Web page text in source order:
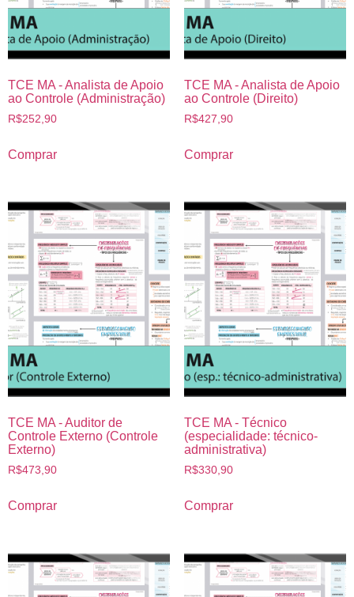
TCE MA - Analista de Apoio
ao Controle (Administração)
R$252,90
Comprar
TCE MA - Analista de Apoio
ao Controle (Direito)
R$427,90
Comprar
TCE MA - Auditor de
Controle Externo (Controle
Externo)
R$473,90
Comprar
TCE MA - Técnico
(especialidade: técnico-
administrativa)
R$330,90
Comprar